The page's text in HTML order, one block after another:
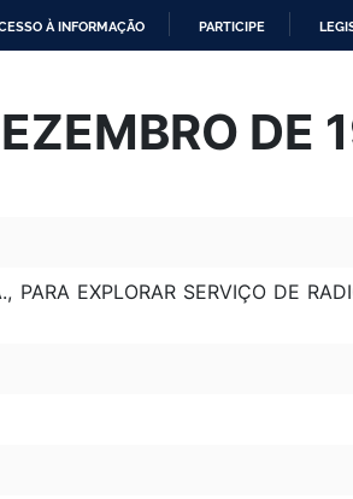
À INFORMAÇÃO PARTICIPE
DE
EXPLORAR SERVIÇO DE